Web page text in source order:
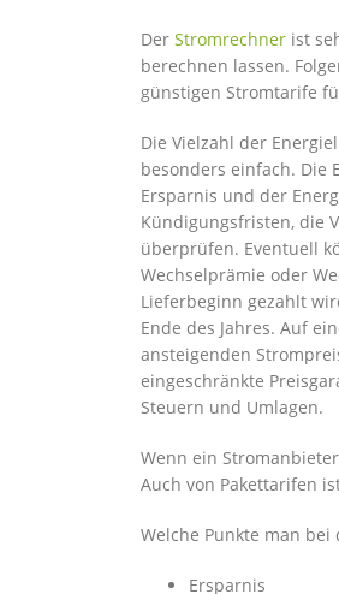
Der Stromrechner ist
berechnen lassen.
günstigen Stromtarife
Die Vielzahl der
besonders einfach. Die
Ersparnis und der
Kündigungsfristen, die
überprüfen. Eventuell
Wechselprämie oder
Lieferbeginn gezahlt
Ende des Jahres. Auf
ansteigenden
eingeschränkte
Steuern und Umlagen.
Wenn ein
Auch von Pakettarifen
Welche Punkte man
Ersparnis